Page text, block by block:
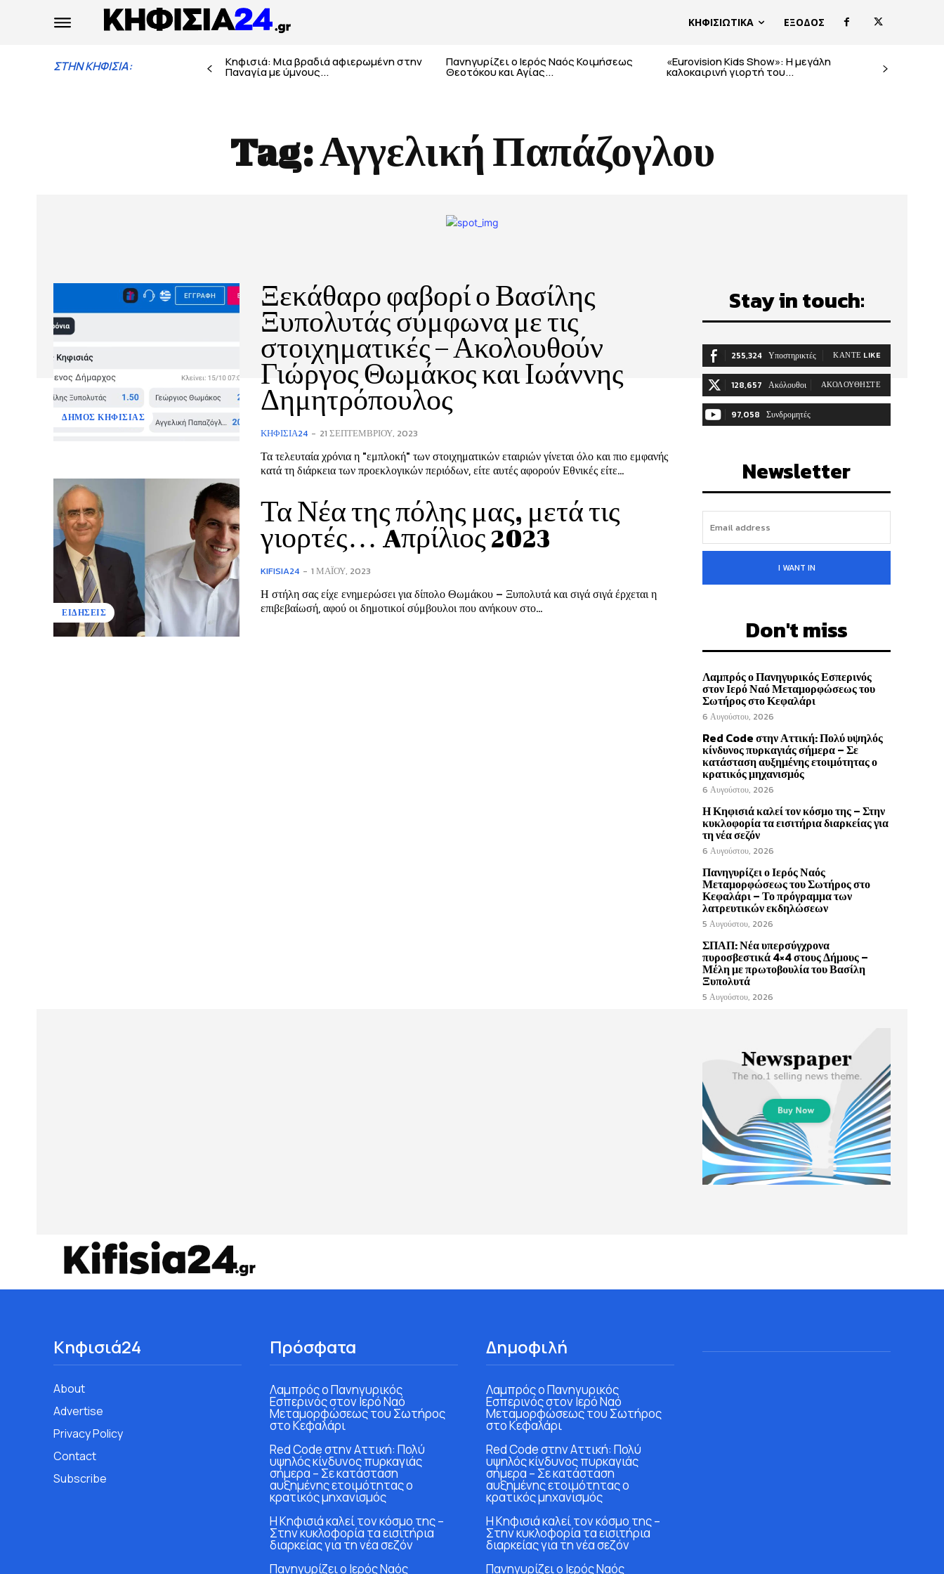
ΚΗΦΙΣΙΩΤΙΚΑ ΕΞΟΔΟΣ
ΣΤΗΝ ΚΗΦΙΣΙΑ: Κηφισιά: Μια βραδιά αφιερωμένη στην
Παναγία με ύμνους...
Πανηγυρίζει ο Ιερός Ναός Κοιμήσεως
Θεοτόκου και Αγίας...
«Eurovision Kids Show»: Η μεγάλη
καλοκαιρινή γιορτή του...
Tag:Αγγελική Παπάζογλου
ΔΗΜΟΣ ΚΗΦΙΣΙΑΣ
Ξεκάθαρο φαβορί ο Βασίλης
Ξυπολυτάς σύμφωνα με τις
στοιχηματικές – Ακολουθούν
Γιώργος Θωμάκος και Ιωάννης
Δημητρόπουλος
ΚΗΦΙΣΙΆ24 - 21 ΣΕΠΤΕΜΒΡΊΟΥ, 2023
Τα τελευταία χρόνια η "εμπλοκή" των στοιχηματικών εταιριών γίνεται όλο και πιο εμφανής
κατά τη διάρκεια των προεκλογικών περιόδων, είτε αυτές αφορούν Εθνικές είτε...
ΕΙΔΗΣΕΙΣ
Τα Νέα της πόλης μας, μετά τις
γιορτές… Aπρίλιος 2023
KIFISIA24 - 1 ΜΑΪ́ΟΥ, 2023
Η στήλη σας είχε ενημερώσει για δίπολο Θωμάκου – Ξυπολυτά και σιγά σιγά έρχεται η
επιβεβαίωσή, αφού οι δημοτικοί σύμβουλοι που ανήκουν στο...
Stay in touch:
255,324 Υποστηρικτές ΚΆΝΤΕ LIKE
128,657 Ακόλουθοι ΑΚΟΛΟΥΘΉΣΤΕ
97,058 Συνδρομητές
Newsletter
I WANT IN
Don't miss
Λαμπρός ο Πανηγυρικός Εσπερινός
στον Ιερό Ναό Μεταμορφώσεως του
Σωτήρος στο Κεφαλάρι
6 Αυγούστου, 2026
Red Code στην Αττική: Πολύ υψηλός
κίνδυνος πυρκαγιάς σήμερα – Σε
κατάσταση αυξημένης ετοιμότητας ο
κρατικός μηχανισμός
6 Αυγούστου, 2026
Η Κηφισιά καλεί τον κόσμο της – Στην
κυκλοφορία τα εισιτήρια διαρκείας για
τη νέα σεζόν
6 Αυγούστου, 2026
Πανηγυρίζει ο Ιερός Ναός
Μεταμορφώσεως του Σωτήρος στο
Κεφαλάρι – Το πρόγραμμα των
λατρευτικών εκδηλώσεων
5 Αυγούστου, 2026
ΣΠΑΠ: Νέα υπερσύγχρονα
πυροσβεστικά 4×4 στους Δήμους –
Μέλη με πρωτοβουλία του Βασίλη
Ξυπολυτά
5 Αυγούστου, 2026
Κηφισιά24
About
Advertise
Privacy Policy
Contact
Subscribe
Πρόσφατα
Λαμπρός ο Πανηγυρικός
Εσπερινός στον Ιερό Ναό
Μεταμορφώσεως του Σωτήρος
στο Κεφαλάρι
Red Code στην Αττική: Πολύ
υψηλός κίνδυνος πυρκαγιάς
σήμερα – Σε κατάσταση
αυξημένης ετοιμότητας ο
κρατικός μηχανισμός
Η Κηφισιά καλεί τον κόσμο της –
Στην κυκλοφορία τα εισιτήρια
διαρκείας για τη νέα σεζόν
Πανηγυρίζει ο Ιερός Ναός
Δημοφιλή
Λαμπρός ο Πανηγυρικός
Εσπερινός στον Ιερό Ναό
Μεταμορφώσεως του Σωτήρος
στο Κεφαλάρι
Red Code στην Αττική: Πολύ
υψηλός κίνδυνος πυρκαγιάς
σήμερα – Σε κατάσταση
αυξημένης ετοιμότητας ο
κρατικός μηχανισμός
Η Κηφισιά καλεί τον κόσμο της –
Στην κυκλοφορία τα εισιτήρια
διαρκείας για τη νέα σεζόν
Πανηγυρίζει ο Ιερός Ναός